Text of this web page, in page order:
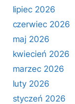
lipiec 2026
czerwiec 2026
maj 2026
kwiecień 2026
marzec 2026
luty 2026
styczeń 2026